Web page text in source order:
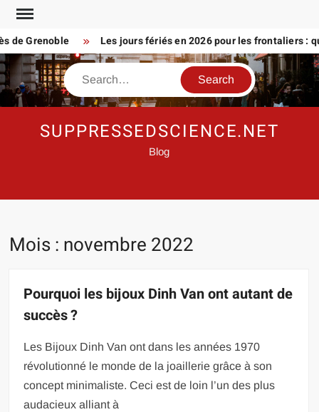
Skip
content
Grenoble Les jours fériés en 2026 pour les frontaliers : que
Search
SUPPRESSEDSCIENCE.NET
Blog
Mois : novembre 2022
Pourquoi les bijoux Dinh Van ont autant de
succès ?
Les Bijoux Dinh Van ont dans les années 1970
révolutionné le monde de la joaillerie grâce à son
concept minimaliste. Ceci est de loin l’un des plus
audacieux alliant à